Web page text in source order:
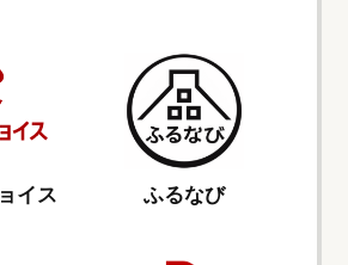
イス ふるなび